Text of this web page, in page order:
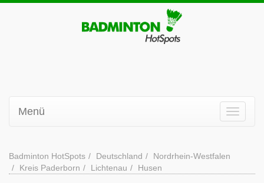
Menü
Badminton HotSpots Deutschland
Nordrhein-Westfalen
Kreis Paderborn
Lichtenau Husen